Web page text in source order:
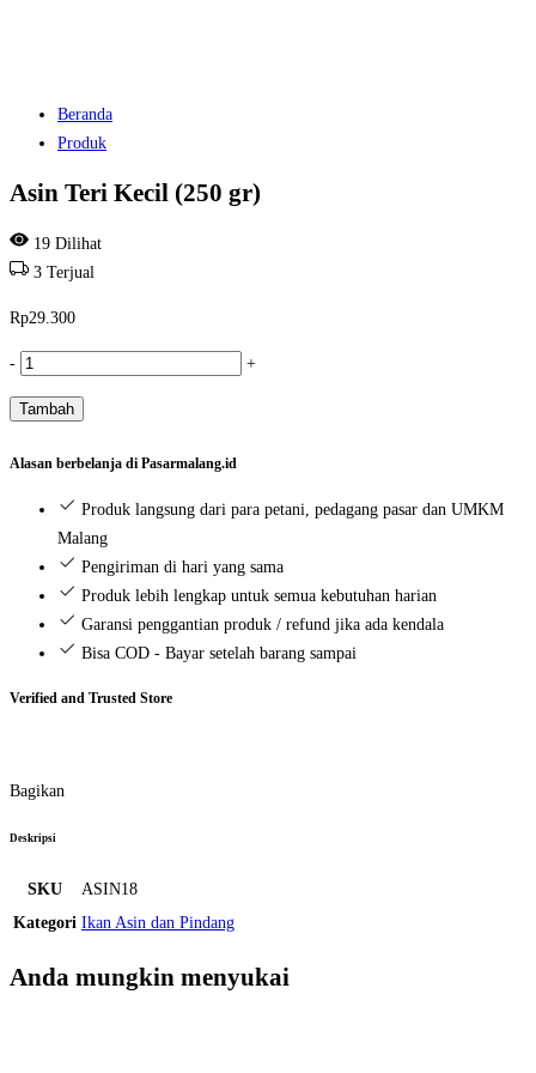
Beranda
Produk
Asin Teri Kecil (250 gr)
19 Dilihat
3 Terjual
Rp29.300
- Kuantitas
Teri
+
Tambah
Alasan berbelanja di Pasarmalang.id
Produk langsung dari para petani, pedagang pasar dan UMKM
Malang
Pengiriman di hari yang sama
Produk lebih lengkap untuk semua kebutuhan harian
Garansi penggantian produk / refund jika ada kendala
Bisa COD - Bayar setelah barang sampai
Verified and Trusted Store
Bagikan
Deskripsi
SKU
ASIN18
Kategori Ikan Asin dan Pindang
Anda mungkin menyukai